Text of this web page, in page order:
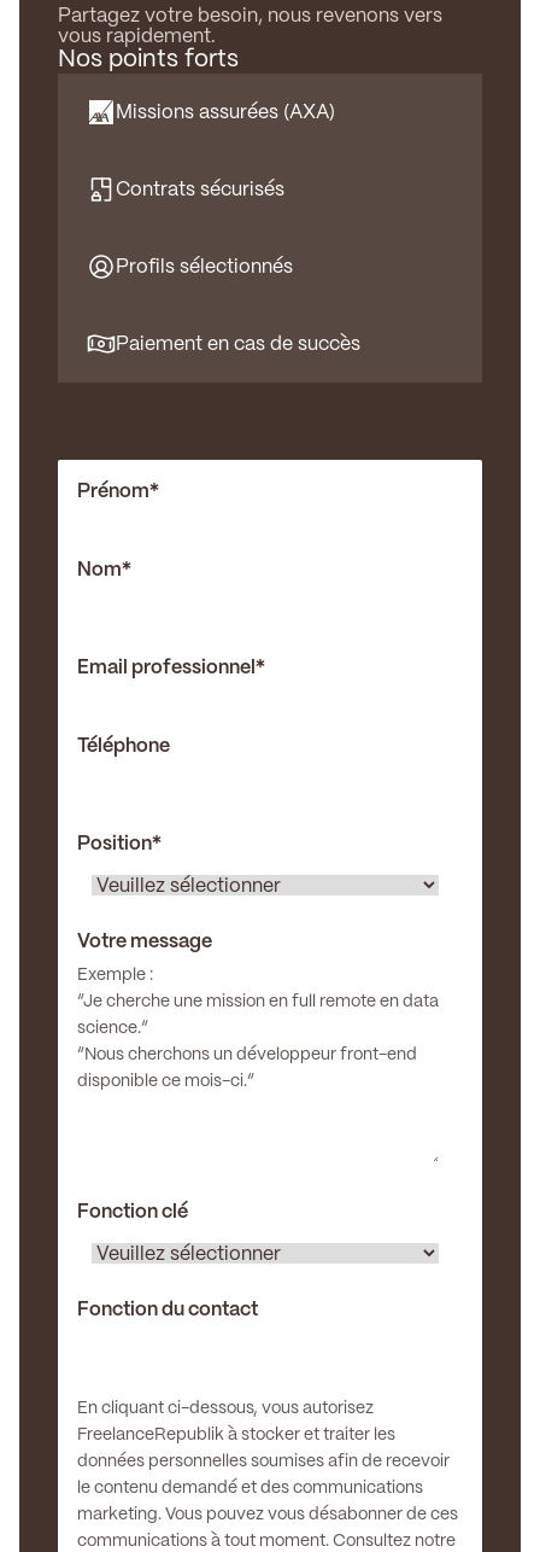
Partagez votre besoin, nous revenons vers
vous rapidement.
Nos points forts
Missions assurées (AXA)
Contrats sécurisés
Profils sélectionnés
Paiement en cas de succès
Prénom*
Nom*
Email professionnel *
Téléphone
Position*
Votre message
Exemple :
“Je cherche une mission en full remote en data
science.”
“Nous cherchons un développeur front-end
disponible ce mois-ci.”
Fonction clé
Fonction du contact
En cliquant ci-dessous, vous autorisez
FreelanceRepublik à stocker et traiter les
données personnelles soumises afin de recevoir
le contenu demandé et des communications
marketing. Vous pouvez vous désabonner de ces
communications à tout moment. Consultez notre